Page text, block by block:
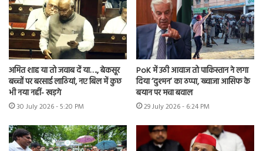
अमित शाह या तो जवाब दें या…., बेकसूर
बच्चों पर बरसाई लाठियां, नए बिल में कुछ
भी नया नहीं- खड़गे
30 July 2026 - 5:20 PM
PoK में उठी आवाज तो पाकिस्तान ने लगा
दिया ‘दुश्मन’ का ठप्पा, ख्वाजा आसिफ के
बयान पर मचा बवाल
29 July 2026 - 6:24 PM